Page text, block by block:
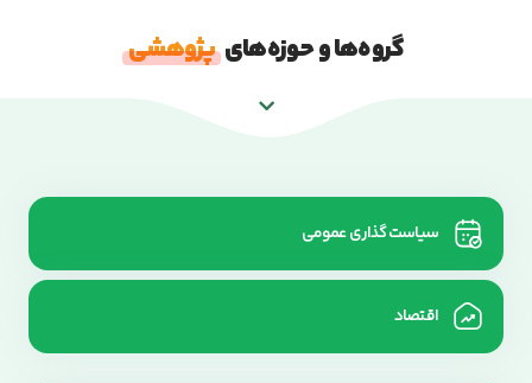
گروه‌ها و حوزه‌هایپژوهشی
سیاست گذاری عمومی
اقتصاد